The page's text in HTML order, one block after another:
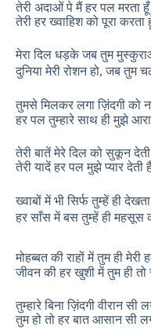
तेरी अदाओं पे मैं हर पल मरता
तेरी हर ख्वाहिश को पूरा करता
मेरा दिल धड़के जब तुम
दुनिया मेरी रोशन हो, जब
तुमसे मिलकर लगा ज़िंदगी को
हर पल तुम्हारे साथ ही मुझे
तेरी बातें मेरे दिल को सुकून
तेरी यादें हर पल मुझे प्यार देती
ख्वाबों में भी सिर्फ तुम्हें ही
हर साँस में बस तुम्हें ही
मोहब्बत की राहों में तुम ही मेरी
जीवन की हर खुशी में तुम ही
तुम्हारे बिना ज़िंदगी वीरान सी
तुम हो तो हर बात आसान सी